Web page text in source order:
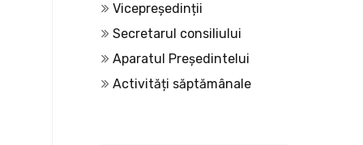
Vicepreședinții
Secretarul consiliului
Aparatul Președintelui
Activități săptămânale